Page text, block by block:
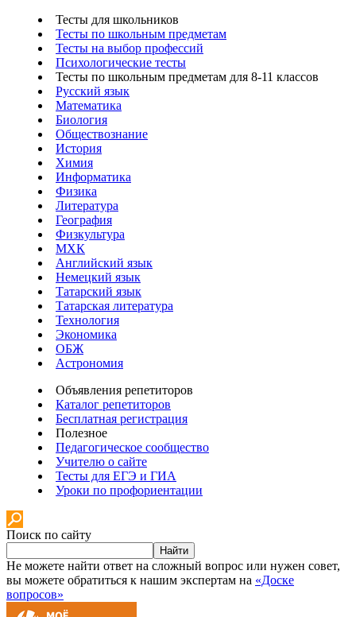
Тесты для школьников
Тесты по школьным предметам
Тесты на выбор профессий
Психологические тесты
Тесты по школьным предметам для 8-11 классов
Русский язык
Математика
Биология
Обществознание
История
Химия
Информатика
Физика
Литература
География
Физкультура
МХК
Английский язык
Немецкий язык
Татарский язык
Татарская литература
Технология
Экономика
ОБЖ
Астрономия
Объявления репетиторов
Каталог репетиторов
Бесплатная регистрация
Полезное
Педагогическое сообщество
Учителю о сайте
Тесты для ЕГЭ и ГИА
Уроки по профориентации
Поиск по сайту
Найти
Не можете найти ответ на сложный вопрос или нужен совет,
вы можете обратиться к нашим экспертам на «Доске
вопросов»